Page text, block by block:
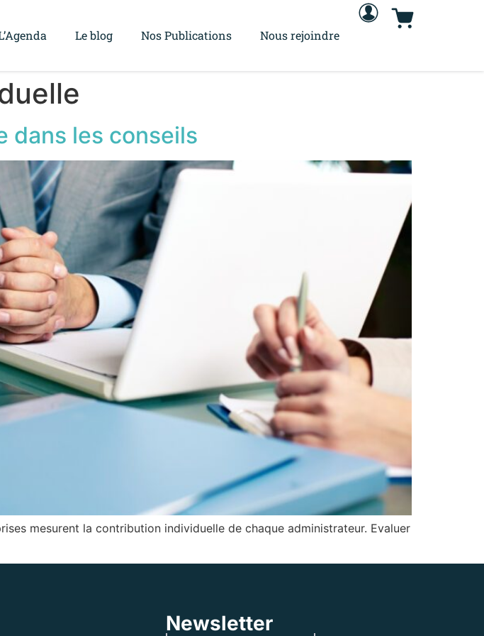
Le blog Nos Publications Nous rejoindre
dans les conseils
­mesurent la contribution individuelle de chaque administrateur. Evaluer
Newsletter